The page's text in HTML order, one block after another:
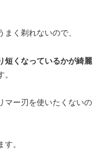
く剃れないので、
短くなっているかが綺麗
。
マー刃を使いたくないの
。